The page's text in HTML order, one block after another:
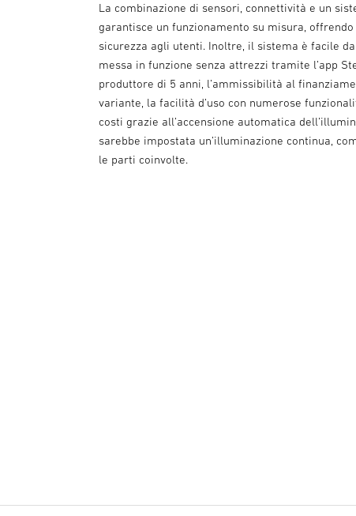
La combinazione di sensori, connettività e un
garantisce un funzionamento su misura,
sicurezza agli utenti. Inoltre, il sistema è facile
messa in funzione senza attrezzi tramite l’app
produttore di 5 anni, l’ammissibilità al
variante, la facilità d’uso con numerose
costi grazie all’accensione automatica
sarebbe impostata un’illuminazione continua,
le parti coinvolte.